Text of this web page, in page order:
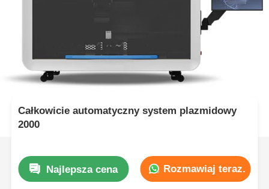
Całkowicie automatyczny system plazmidowy
2000
Najlepsza cena Rozmawiaj teraz.